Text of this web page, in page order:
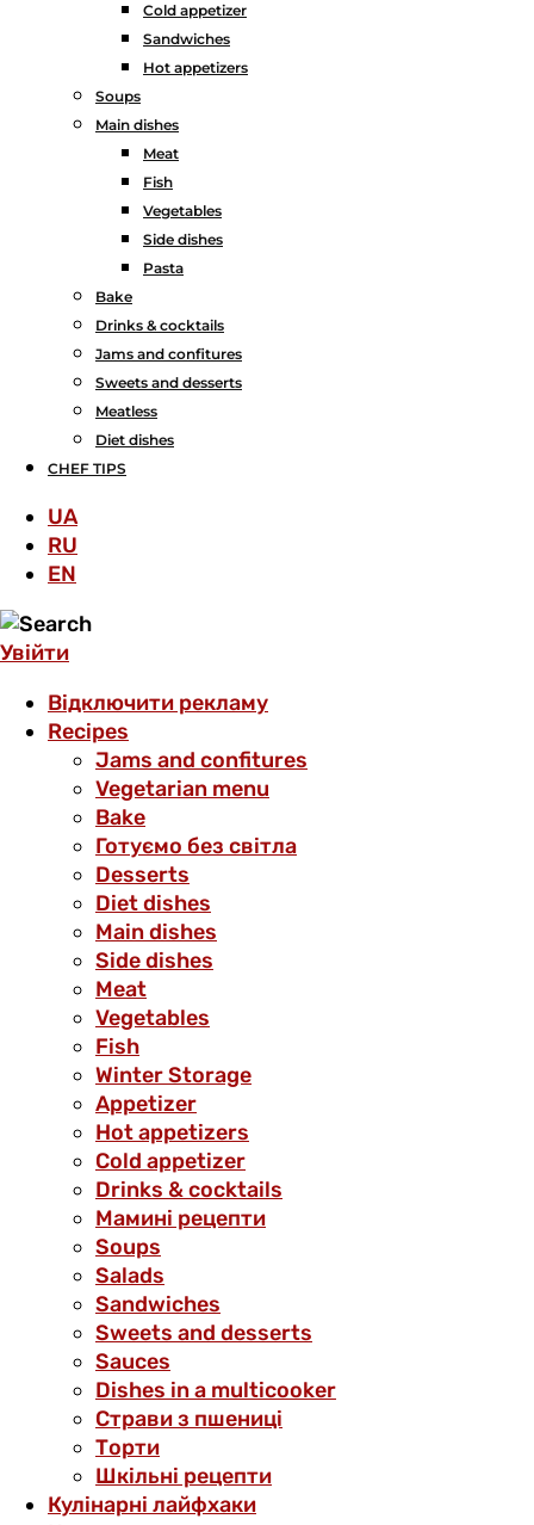
Cold appetizer
Sandwiches
Hot appetizers
Soups
Main dishes
Meat
Fish
Vegetables
Side dishes
Pasta
Bake
Drinks & cocktails
Jams and confitures
Sweets and desserts
Meatless
Diet dishes
CHEF TIPS
UA
RU
EN
Увійти
Відключити рекламу
Recipes
Jams and confitures
Vegetarian menu
Bake
Готуємо без світла
Desserts
Diet dishes
Main dishes
Side dishes
Meat
Vegetables
Fish
Winter Storage
Аppetizer
Hot appetizers
Cold appetizer
Drinks & cocktails
Мамині рецепти
Soups
Salads
Sandwiches
Sweets and desserts
Sauces
Dishes in a multicooker
Страви з пшениці
Торти
Шкільні рецепти
Кулінарні лайфхаки